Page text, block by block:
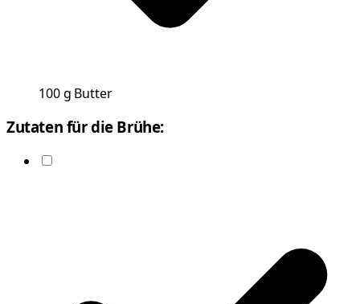
100g Butter
Zutaten für die Brühe: